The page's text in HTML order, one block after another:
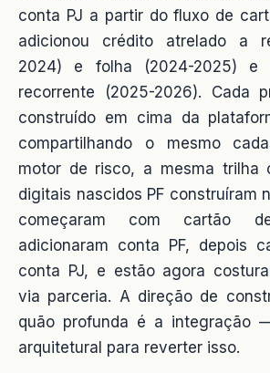
conta PJ a partir do fluxo de
adicionou crédito atrelado a
2024) e folha (2024-2025) e
recorrente (2025-2026). Cada
construído em cima da
compartilhando o mesmo
motor de risco, a mesma trilha
digitais nascidos PF construíram
começaram com cartão
adicionaram conta PF, depois
conta PJ, e estão agora
via parceria. A direção de
quão profunda é a integração
arquitetural para reverter isso.